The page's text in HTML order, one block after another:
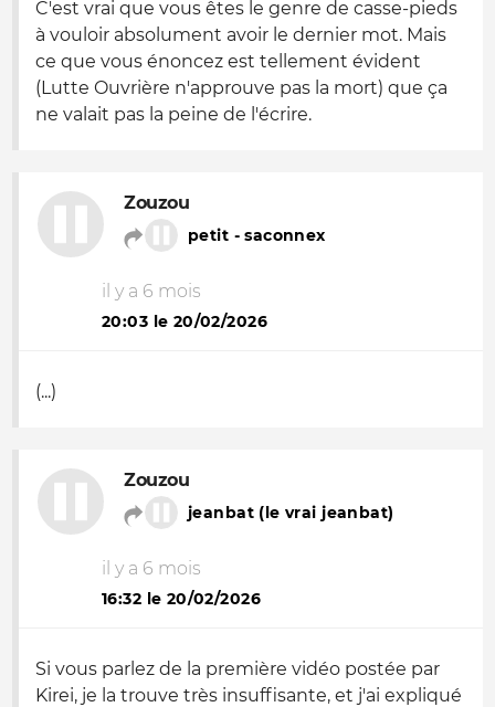
C'est vrai que vous êtes le genre de casse-pieds
à vouloir absolument avoir le dernier mot. Mais
ce que vous énoncez est tellement évident
(Lutte Ouvrière n'approuve pas la mort) que ça
ne valait pas la peine de l'écrire.
Zouzou
petit - saconnex
il y a 6 mois
20:03 le 20/02/2026
(...)
Zouzou
jeanbat (le vrai jeanbat)
il y a 6 mois
16:32 le 20/02/2026
Si vous parlez de la première vidéo postée par
Kirei, je la trouve très insuffisante, et j'ai expliqué